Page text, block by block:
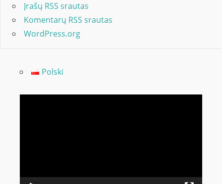
Įrašų RSS srautas
Komentarų RSS srautas
WordPress.org
Polski